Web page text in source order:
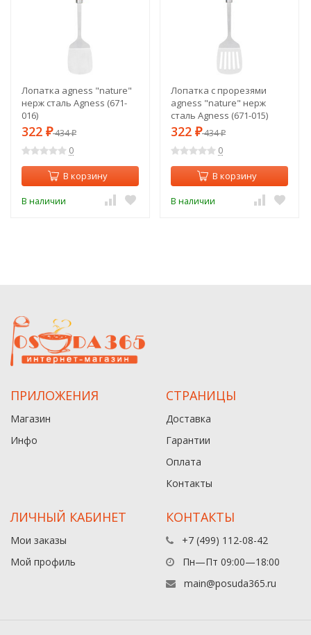
Лопатка agness "nature"
нерж сталь Agness (671-
016)
322 ₽434₽
0
В корзину
В наличии
Лопатка с прорезями
agness "nature" нерж
сталь Agness (671-015)
322 ₽434₽
0
В корзину
В наличии
ПРИЛОЖЕНИЯ
Магазин
Инфо
СТРАНИЦЫ
Доставка
Гарантии
Оплата
Контакты
ЛИЧНЫЙ КАБИНЕТ
Мои заказы
Мой профиль
КОНТАКТЫ
+7 (499) 112-08-42
Пн—Пт 09:00—18:00
main@posuda365.ru